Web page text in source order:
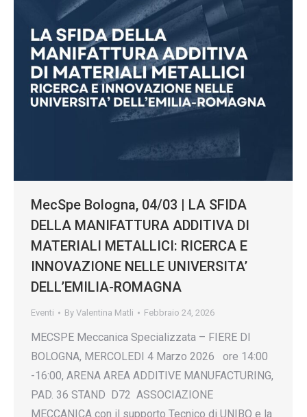
MecSpe Bologna, 04/03 | LA SFIDA
DELLA MANIFATTURA ADDITIVA DI
MATERIALI METALLICI: RICERCA E
INNOVAZIONE NELLE UNIVERSITA’
DELL’EMILIA-ROMAGNA
Eventi By Valentina Matli Febbraio 24, 2026
MECSPE Meccanica Specializzata – FIERE DI
BOLOGNA, MERCOLEDI 4 Marzo 2026 ore 14:00
-16:00, ARENA AREA ADDITIVE MANUFACTURING,
PAD. 36 STAND D72 ASSOCIAZIONE
MECCANICA con il supporto Tecnico di UNIBO e la